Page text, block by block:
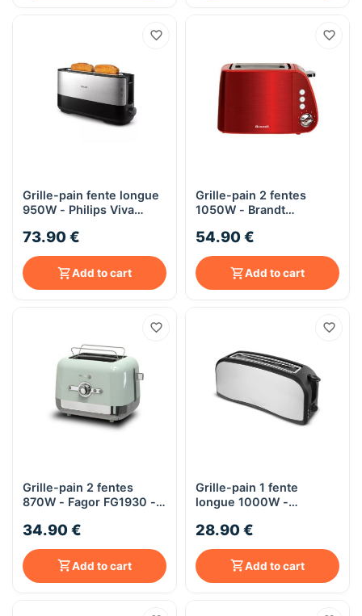
Grille-pain fente longue
950W - Philips Viva
métal
73.90 €
Add to cart
Grille-pain 2 fentes
1050W - Brandt
inox
54.90 €
Add to cart
Grille-pain 2 fentes
870W - Fagor FG1930 -
34.90 €
Add to cart
Grille-pain 1 fente
longue 1000W -
inox
28.90 €
Add to cart